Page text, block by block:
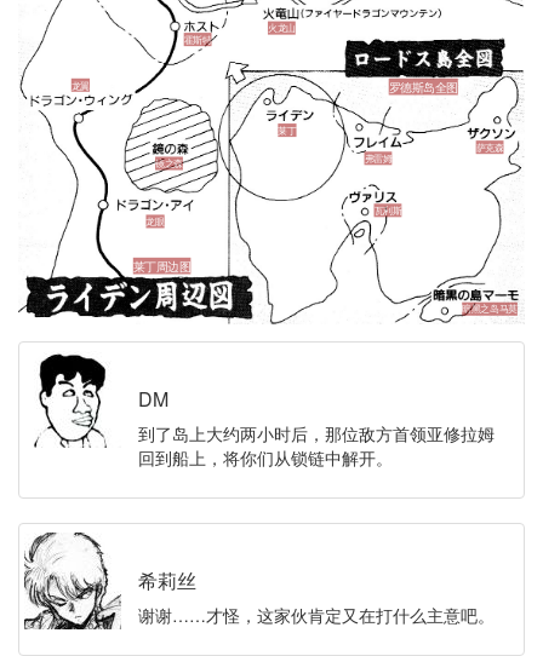
霍斯特
火龙山
龙翼
镜之森
龙眼
莱丁
弗雷姆
瓦利斯
萨克森
暗黑之岛马莫
罗德斯岛全图
莱丁周边图
DM
到了岛上大约两小时后，那位敌方首领亚修拉姆
回到船上，将你们从锁链中解开。
希莉丝
谢谢……才怪，这家伙肯定又在打什么主意吧。